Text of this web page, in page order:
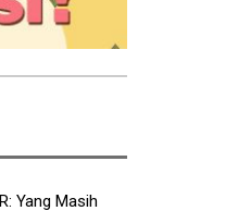
Yang Masih